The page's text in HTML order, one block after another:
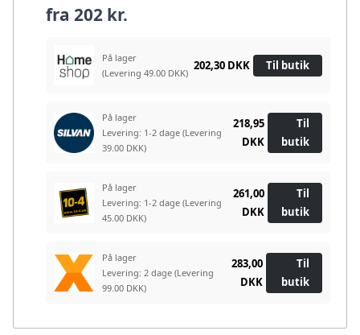
fra 202 kr.
På lager
(Levering 49.00 DKK)
202,30 DKK Til butik
På lager
Levering: 1-2 dage (Levering
39.00 DKK)
218,95
DKK
Til
butik
På lager
Levering: 1-2 dage (Levering
45.00 DKK)
261,00
DKK
Til
butik
På lager
Levering: 2 dage (Levering
99.00 DKK)
283,00
DKK
Til
butik